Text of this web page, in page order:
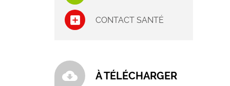
CONTACT SANTÉ
cloud_download À TÉLÉCHARGER